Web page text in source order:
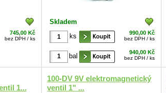
745,00 Kč
bez DPH / ks
Skladem
ks
990,00 Kč
bez DPH / ks
bal 940,00 Kč
bez DPH / ks
1...
100-DV 9V elektromagnetický
ventil 1" ...